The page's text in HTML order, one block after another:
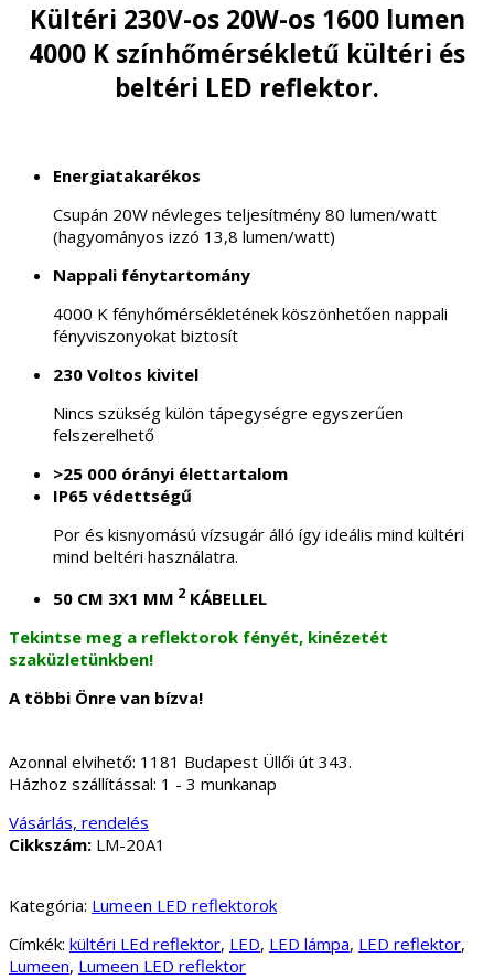
Kültéri 230V-os 20W-os 1600 lumen
4000 K színhőmérsékletű kültéri és
beltéri LED reflektor.
Energiatakarékos
Csupán 20W névleges teljesítmény 80 lumen/watt
(hagyományos izzó 13,8 lumen/watt)
Nappali fénytartomány
4000 K fényhőmérsékletének köszönhetően nappali
fényviszonyokat biztosít
230 Voltos kivitel
Nincs szükség külön tápegységre egyszerűen
felszerelhető
>25 000 órányi élettartalom
IP65 védettségű
Por és kisnyomású vízsugár álló így ideális mind kültéri
mind beltéri használatra.
50 CM 3X1 MM 2 KÁBELLEL
Tekintse meg a reflektorok fényét, kinézetét
szaküzletünkben!
A többi Önre van bízva!
Azonnal elvihető: 1181 Budapest Üllői út 343.
Házhoz szállítással: 1 - 3 munkanap
Vásárlás, rendelés
Cikkszám: LM-20A1
Kategória: Lumeen LED reflektorok
Címkék: kültéri LEd reflektor, LED, LED lámpa, LED reflektor,
Lumeen, Lumeen LED reflektor